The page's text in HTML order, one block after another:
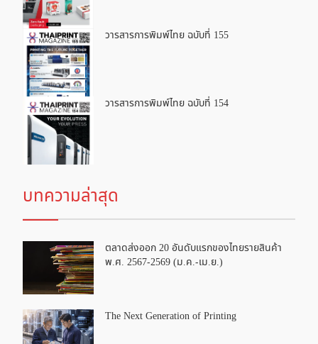
วารสารการพิมพ์ไทย ฉบับที่ 155
วารสารการพิมพ์ไทย ฉบับที่ 154
บทความล่าสุด
ตลาดส่งออก 20 อันดับแรกของไทยรายสินค้า
พ.ศ. 2567-2569 (ม.ค.-เม.ย.)
The Next Generation of Printing